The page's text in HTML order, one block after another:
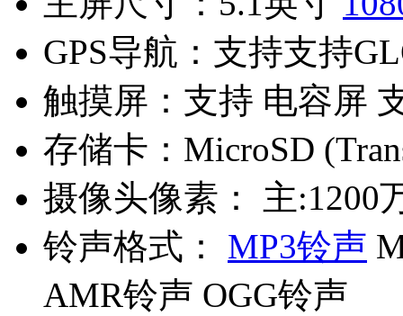
GPS导航： 支持支持
触摸屏： 支持 电容屏
存储卡： MicroSD
摄像头像素：
主:1200
铃声格式：
MP3铃声
AMR铃声 OGG铃声